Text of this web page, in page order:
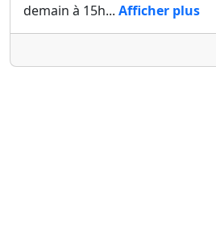
demain à 15h... Afficher plus